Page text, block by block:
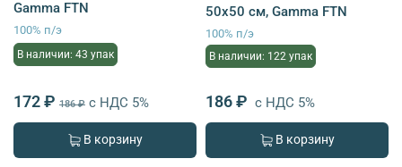
Gamma FTN
100% п/э
В наличии: 43 упак
172 ₽ 186 ₽ с НДС 5%
В корзину
50х50 см, Gamma FTN
100% п/э
В наличии: 122 упак
186 ₽ с НДС 5%
В корзину